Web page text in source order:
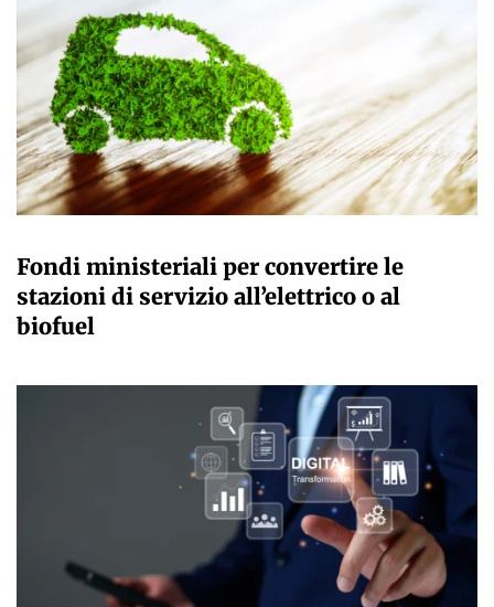
Fondi ministeriali per convertire le
stazioni di servizio all’elettrico o al
biofuel